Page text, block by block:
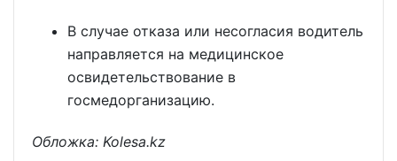
В случае отказа или несогласия водитель
направляется на медицинское
освидетельствование в
госмедорганизацию.
Обложка: Kolesa.kz